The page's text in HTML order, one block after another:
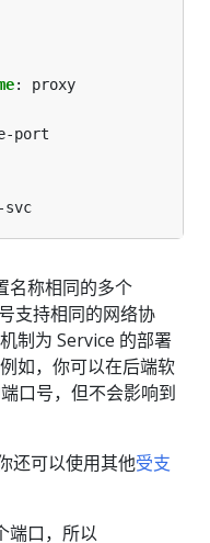
:
proxy
port
svc
名称相同的多个
支持相同的网络协
制为 Service 的部署
如，你可以在后端软
口号，但不会影响到
还可以使用其他受支
端口，所以